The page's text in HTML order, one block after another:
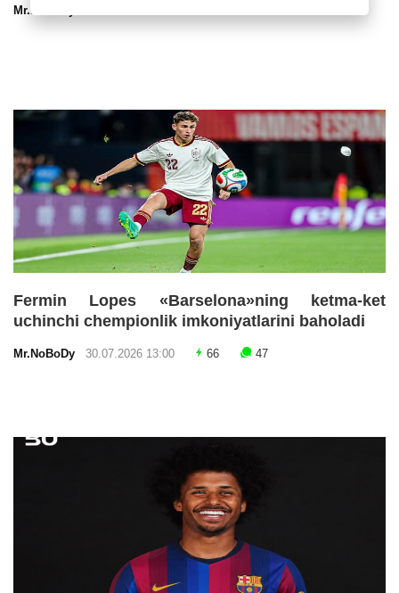
Mr.NoBoDy
Fermin Lopes «Barselona»ning ketma-ket
uchinchi chempionlik imkoniyatlarini baholadi
Mr.NoBoDy 30.07.2026 13:00 66 47